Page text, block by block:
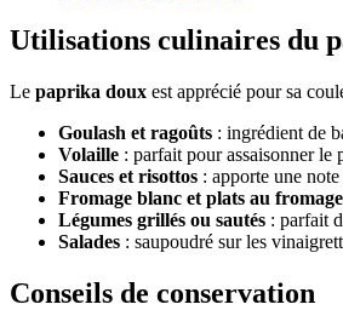
Utilisations culinaires du
Le paprika doux est apprécié pour sa
Goulash et ragoûts : ingrédient de
Volaille : parfait pour assaisonner le
Sauces et risottos : apporte une
Fromage blanc et plats au fromage
Légumes grillés ou sautés : parfait
Salades : saupoudré sur les
Conseils de conservation